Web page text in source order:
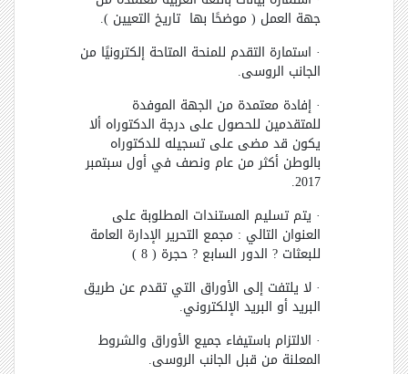
جهة العمل ( موضحًا بها تاريخ التعيين ).
· استمارة التقدم للمنحة المتاحة إلكترونيًا من
الجانب الروسى.
· إفادة معتمدة من الجهة الموفدة
للمتقدمين للحصول على درجة الدكتوراه ألا
يكون قد مضى على تسجيله للدكتوراه
بالوطن أكثر من عام ونصف في أول سبتمبر
2017.
· يتم تسليم المستندات المطلوبة على
العنوان التالي : مجمع التحرير الإدارة العامة
للبعثات ? الدور السابع ?حجرة ( 8 )
· لا يلتفت إلى الأوراق التي تقدم عن طريق
البريد أو البريد الإلكتروني.
· الالتزام باستيفاء جميع الأوراق والشروط
المعلنة من قبل الجانب الروسى.